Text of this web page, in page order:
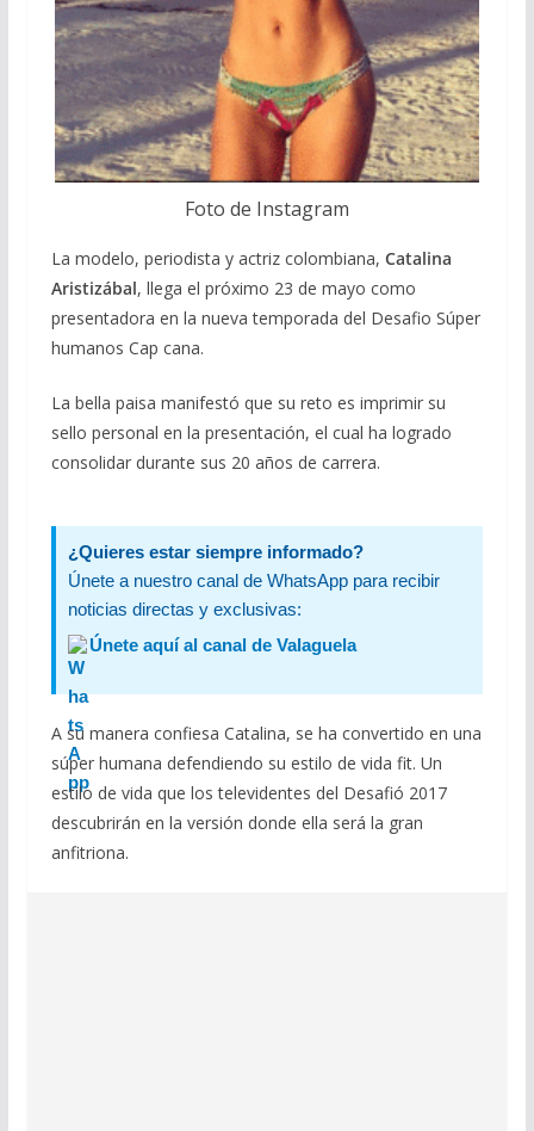
Foto de Instagram
La modelo, periodista y actriz colombiana, Catalina
Aristizábal, llega el próximo 23 de mayo como
presentadora en la nueva temporada del Desafio Súper
humanos Cap cana.
La bella paisa manifestó que su reto es imprimir su
sello personal en la presentación, el cual ha logrado
consolidar durante sus 20 años de carrera.
¿Quieres estar siempre informado?
Únete a nuestro canal de WhatsApp para recibir
noticias directas y exclusivas:
Únete aquí al canal de Valaguela
A su manera confiesa Catalina, se ha convertido en una
súper humana defendiendo su estilo de vida fit. Un
estilo de vida que los televidentes del Desafió 2017
descubrirán en la versión donde ella será la gran
anfitriona.